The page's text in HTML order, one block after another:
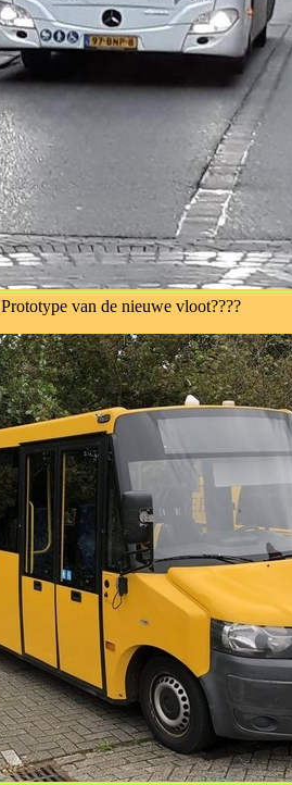
Prototype van de nieuwe vloot????